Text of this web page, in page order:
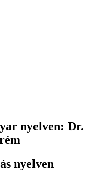
nyelven: Dr.
nyelven